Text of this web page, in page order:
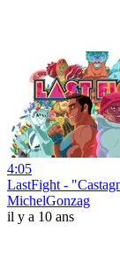
4:05
LastFight -
MichelGonzag
il y a 10 ans